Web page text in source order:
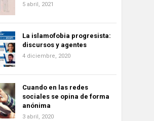
5 abril, 2021
La islamofobia progresista:
discursos y agentes
4 diciembre, 2020
Cuando en las redes
sociales se opina de forma
anónima
3 abril, 2020